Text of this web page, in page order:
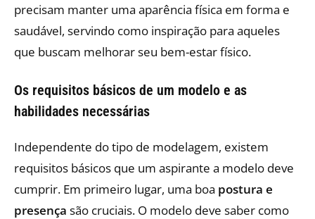
precisam manter uma aparência física em forma e
saudável, servindo como inspiração para aqueles
que buscam melhorar seu bem-estar físico.
Os requisitos básicos de um modelo e as
habilidades necessárias
Independente do tipo de modelagem, existem
requisitos básicos que um aspirante a modelo deve
cumprir. Em primeiro lugar, uma boa postura e
presença são cruciais. O modelo deve saber como